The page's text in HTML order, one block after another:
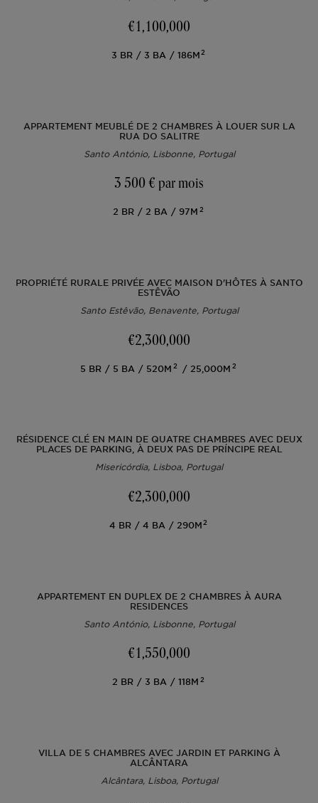
€1,100,000
3 BR 3 BA 186M2
APPARTEMENT MEUBLÉ DE 2 CHAMBRES À LOUER SUR LA
RUA DO SALITRE
Santo António, Lisbonne, Portugal
3 500 € par mois
2 BR 2 BA 97M2
PROPRIÉTÉ RURALE PRIVÉE AVEC MAISON D'HÔTES À SANTO
ESTÊVÃO
Santo Estêvão, Benavente, Portugal
€2,300,000
5 BR 5 BA 520M2 25,000M2
RÉSIDENCE CLÉ EN MAIN DE QUATRE CHAMBRES AVEC DEUX
PLACES DE PARKING, À DEUX PAS DE PRÍNCIPE REAL
Misericórdia, Lisboa, Portugal
€2,300,000
4 BR 4 BA 290M2
APPARTEMENT EN DUPLEX DE 2 CHAMBRES À AURA
RESIDENCES
Santo António, Lisbonne, Portugal
€1,550,000
2 BR 3 BA 118M2
VILLA DE 5 CHAMBRES AVEC JARDIN ET PARKING À
ALCÂNTARA
Alcântara, Lisboa, Portugal
Tous les investissements